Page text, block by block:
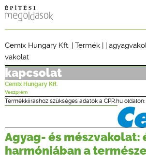
CPR TERMÉKKIÍRÁS
ÉPÍTÉSI JOG
ONLINE KÉPZÉSEK
TERVEZÉSI
Cemix Hungary Kft. | Termék | |
vakolat
kapcsolat
Cemix Hungary Kft.
Veszprém
Termékkiíráshoz szükséges adatok a CPR.hu oldalon:
Agyag- és mészvakolat:
harmóniában a